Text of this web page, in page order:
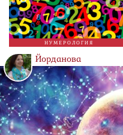
НУМЕРОЛОГИЯ
Йорданова